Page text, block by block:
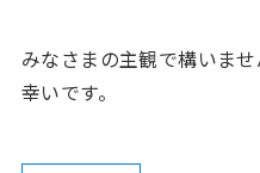
みなさまの主観で構いま
幸いです。